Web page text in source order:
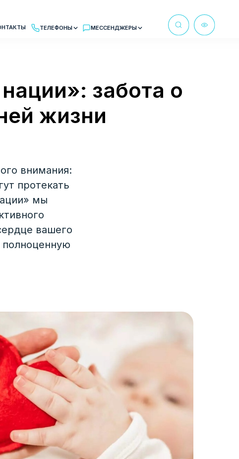
МЕССЕНДЖЕРЫ
Через бот MAX
забота о
жизни
внимания:
протекать
мы
вашего
полноценную